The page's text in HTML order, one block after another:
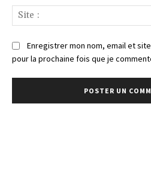
Enregistrer mon nom, email et
pour la prochaine fois que je